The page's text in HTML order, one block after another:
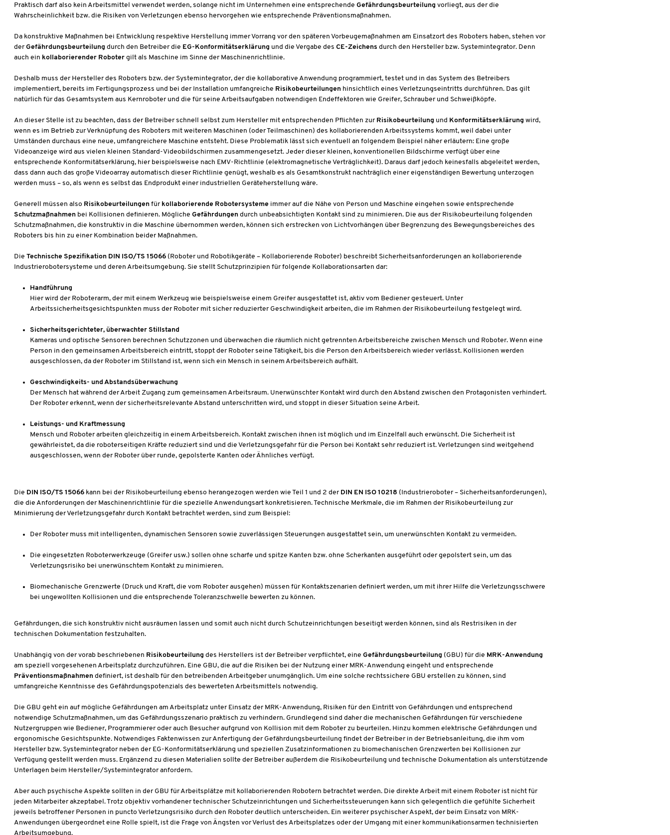
Praktisch darf also kein Arbeitsmittel verwendet werden, solange nicht im Unternehmen eine entsprechende Gefährdungsbeurteilung vorliegt, aus der die
Wahrscheinlichkeit bzw. die Risiken von Verletzungen ebenso hervorgehen wie entsprechende Präventionsmaßnahmen.
Da konstruktive Maßnahmen bei Entwicklung respektive Herstellung immer Vorrang vor den späteren Vorbeugemaßnahmen am Einsatzort des Roboters haben, stehen vor
derGefährdungsbeurteilung durch den Betreiber die EG-Konformitätserklärung und die Vergabe des CE-Zeichens durch den Hersteller bzw. Systemintegrator. Denn
auch ein kollaborierender Roboter gilt als Maschine im Sinne der Maschinenrichtlinie.
Deshalb muss der Hersteller des Roboters bzw. der Systemintegrator, der die kollaborative Anwendung programmiert, testet und in das System des Betreibers
implementiert, bereits im Fertigungsprozess und bei der Installation umfangreiche Risikobeurteilungen hinsichtlich eines Verletzungseintritts durchführen. Das gilt
natürlich für das Gesamtsystem aus Kernroboter und die für seine Arbeitsaufgaben notwendigen Endeffektoren wie Greifer, Schrauber und Schweißköpfe.
An dieser Stelle ist zu beachten, dass der Betreiber schnell selbst zum Hersteller mit entsprechenden Pflichten zur Risikobeurteilung und Konformitätserklärung wird,
wenn es im Betrieb zur Verknüpfung des Roboters mit weiteren Maschinen (oder Teilmaschinen) des kollaborierenden Arbeitssystems kommt, weil dabei unter
Umständen durchaus eine neue, umfangreichere Maschine entsteht. Diese Problematik lässt sich eventuell an folgendem Beispiel näher erläutern: Eine große
Videoanzeige wird aus vielen kleinen Standard-Videobildschirmen zusammengesetzt. Jeder dieser kleinen, konventionellen Bildschirme verfügt über eine
entsprechende Konformitätserklärung, hier beispielsweise nach EMV-Richtlinie (elektromagnetische Verträglichkeit). Daraus darf jedoch keinesfalls abgeleitet werden,
dass dann auch das große Videoarray automatisch dieser Richtlinie genügt, weshalb es als Gesamtkonstrukt nachträglich einer eigenständigen Bewertung unterzogen
werden muss – so, als wenn es selbst das Endprodukt einer industriellen Geräteherstellung wäre.
Generell müssen also Risikobeurteilungen für kollaborierende Robotersysteme immer auf die Nähe von Person und Maschine eingehen sowie entsprechende
Schutzmaßnahmen bei Kollisionen definieren. Mögliche Gefährdungen durch unbeabsichtigten Kontakt sind zu minimieren. Die aus der Risikobeurteilung folgenden
Schutzmaßnahmen, die konstruktiv in die Maschine übernommen werden, können sich erstrecken von Lichtvorhängen über Begrenzung des Bewegungsbereiches des
Roboters bis hin zu einer Kombination beider Maßnahmen.
Die Technische Spezifikation DIN ISO/TS 15066 (Roboter und Robotikgeräte – Kollaborierende Roboter) beschreibt Sicherheitsanforderungen an kollaborierende
Industrierobotersysteme und deren Arbeitsumgebung. Sie stellt Schutzprinzipien für folgende Kollaborationsarten dar:
Handführung
Hier wird der Roboterarm, der mit einem Werkzeug wie beispielsweise einem Greifer ausgestattet ist, aktiv vom Bediener gesteuert. Unter
Arbeitssicherheitsgesichtspunkten muss der Roboter mit sicher reduzierter Geschwindigkeit arbeiten, die im Rahmen der Risikobeurteilung festgelegt wird.
Sicherheitsgerichteter, überwachter Stillstand
Kameras und optische Sensoren berechnen Schutzzonen und überwachen die räumlich nicht getrennten Arbeitsbereiche zwischen Mensch und Roboter. Wenn eine
Person in den gemeinsamen Arbeitsbereich eintritt, stoppt der Roboter seine Tätigkeit, bis die Person den Arbeitsbereich wieder verlässt. Kollisionen werden
ausgeschlossen, da der Roboter im Stillstand ist, wenn sich ein Mensch in seinem Arbeitsbereich aufhält.
Geschwindigkeits- und Abstandsüberwachung
Der Mensch hat während der Arbeit Zugang zum gemeinsamen Arbeitsraum. Unerwünschter Kontakt wird durch den Abstand zwischen den Protagonisten verhindert.
Der Roboter erkennt, wenn der sicherheitsrelevante Abstand unterschritten wird, und stoppt in dieser Situation seine Arbeit.
Leistungs- und Kraftmessung
Mensch und Roboter arbeiten gleichzeitig in einem Arbeitsbereich. Kontakt zwischen ihnen ist möglich und im Einzelfall auch erwünscht. Die Sicherheit ist
gewährleistet, da die roboterseitigen Kräfte reduziert sind und die Verletzungsgefahr für die Person bei Kontakt sehr reduziert ist. Verletzungen sind weitgehend
ausgeschlossen, wenn der Roboter über runde, gepolsterte Kanten oder Ähnliches verfügt.
Die DIN ISO/TS 15066 kann bei der Risikobeurteilung ebenso herangezogen werden wie Teil 1 und 2 derDIN EN ISO 10218 (Industrieroboter – Sicherheitsanforderungen),
die die Anforderungen der Maschinenrichtlinie für die spezielle Anwendungsart konkretisieren. Technische Merkmale, die im Rahmen der Risikobeurteilung zur
Minimierung der Verletzungsgefahr durch Kontakt betrachtet werden, sind zum Beispiel:
Der Roboter muss mit intelligenten, dynamischen Sensoren sowie zuverlässigen Steuerungen ausgestattet sein, um unerwünschten Kontakt zu vermeiden.
Die eingesetzten Roboterwerkzeuge (Greifer usw.) sollen ohne scharfe und spitze Kanten bzw. ohne Scherkanten ausgeführt oder gepolstert sein, um das
Verletzungsrisiko bei unerwünschtem Kontakt zu minimieren.
Biomechanische Grenzwerte (Druck und Kraft, die vom Roboter ausgehen) müssen für Kontaktszenarien definiert werden, um mit ihrer Hilfe die Verletzungsschwere
bei ungewollten Kollisionen und die entsprechende Toleranzschwelle bewerten zu können.
Gefährdungen, die sich konstruktiv nicht ausräumen lassen und somit auch nicht durch Schutzeinrichtungen beseitigt werden können, sind als Restrisiken in der
technischen Dokumentation festzuhalten.
Unabhängig von der vorab beschriebenen Risikobeurteilung des Herstellers ist der Betreiber verpflichtet, eine Gefährdungsbeurteilung (GBU) für die MRK-Anwendung
am speziell vorgesehenen Arbeitsplatz durchzuführen. Eine GBU, die auf die Risiken bei der Nutzung einer MRK-Anwendung eingeht und entsprechende
Präventionsmaßnahmen definiert, ist deshalb für den betreibenden Arbeitgeber unumgänglich. Um eine solche rechtssichere GBU erstellen zu können, sind
umfangreiche Kenntnisse des Gefährdungspotenzials des bewerteten Arbeitsmittels notwendig.
Die GBU geht ein auf mögliche Gefährdungen am Arbeitsplatz unter Einsatz der MRK-Anwendung, Risiken für den Eintritt von Gefährdungen und entsprechend
notwendige Schutzmaßnahmen, um das Gefährdungsszenario praktisch zu verhindern. Grundlegend sind daher die mechanischen Gefährdungen für verschiedene
Nutzergruppen wie Bediener, Programmierer oder auch Besucher aufgrund von Kollision mit dem Roboter zu beurteilen. Hinzu kommen elektrische Gefährdungen und
ergonomische Gesichtspunkte. Notwendiges Faktenwissen zur Anfertigung der Gefährdungsbeurteilung findet der Betreiber in der Betriebsanleitung, die ihm vom
Hersteller bzw. Systemintegrator neben der EG-Konformitätserklärung und speziellen Zusatzinformationen zu biomechanischen Grenzwerten bei Kollisionen zur
Verfügung gestellt werden muss. Ergänzend zu diesen Materialien sollte der Betreiber außerdem die Risikobeurteilung und technische Dokumentation als unterstützende
Unterlagen beim Hersteller/Systemintegrator anfordern.
Aber auch psychische Aspekte sollten in der GBU für Arbeitsplätze mit kollaborierenden Robotern betrachtet werden. Die direkte Arbeit mit einem Roboter ist nicht für
jeden Mitarbeiter akzeptabel. Trotz objektiv vorhandener technischer Schutzeinrichtungen und Sicherheitssteuerungen kann sich gelegentlich die gefühlte Sicherheit
jeweils betroffener Personen in puncto Verletzungsrisiko durch den Roboter deutlich unterscheiden. Ein weiterer psychischer Aspekt, der beim Einsatz von MRK-
Anwendungen übergeordnet eine Rolle spielt, ist die Frage von Ängsten vor Verlust des Arbeitsplatzes oder der Umgang mit einer kommunikationsarmen technisierten
Arbeitsumgebung.